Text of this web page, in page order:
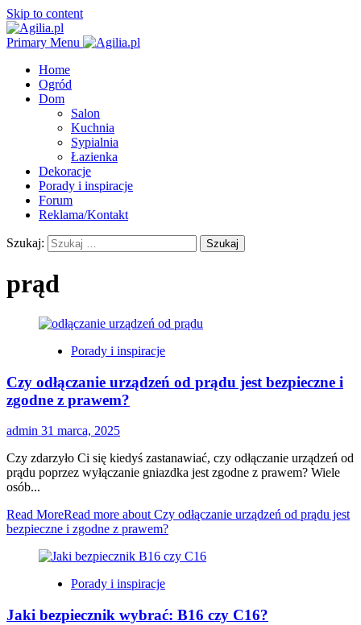
Skip to content
Primary Menu
Home
Ogród
Dom
Salon
Kuchnia
Sypialnia
Łazienka
Dekoracje
Porady i inspiracje
Forum
Reklama/Kontakt
Szukaj:
prąd
Porady i inspiracje
Czy odłączanie urządzeń od prądu jest bezpieczne i
zgodne z prawem?
admin 31 marca, 2025
Czy zdarzyło Ci się kiedyś zastanawiać, czy odłączanie urządzeń od
prądu poprzez wyłączanie gniazdka jest zgodne z prawem? Wiele
osób...
Read MoreRead more about Czy odłączanie urządzeń od prądu jest
bezpieczne i zgodne z prawem?
Porady i inspiracje
Jaki bezpiecznik wybrać: B16 czy C16?